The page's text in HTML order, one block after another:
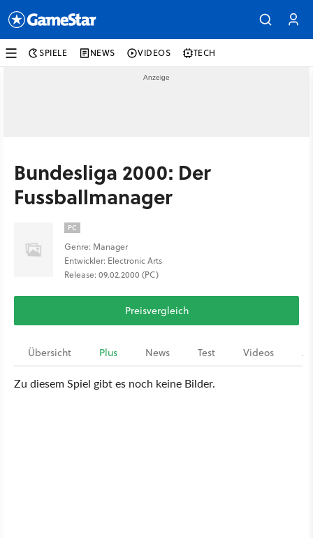
SPIELE NEWS VIDEOS TECH
Bundesliga 2000: Der
Fussballmanager
PC
Genre: Manager
Entwickler: Electronic Arts
Release: 09.02.2000 (PC)
Preisvergleich
Übersicht Plus News Test Videos
Zu diesem Spiel gibt es noch keine Bilder.